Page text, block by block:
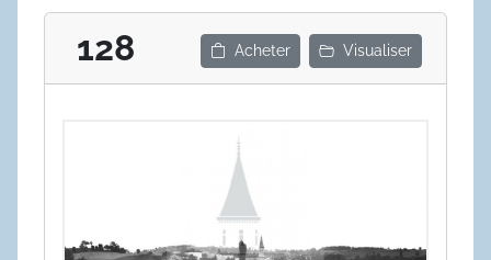
128 Acheter Visualiser